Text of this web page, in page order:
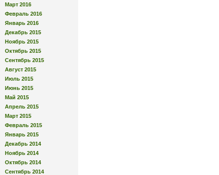
Март 2016
Февраль 2016
Январь 2016
Декабрь 2015
Ноябрь 2015
Октябрь 2015
Сентябрь 2015
Август 2015
Июль 2015
Июнь 2015
Май 2015
Апрель 2015
Март 2015
Февраль 2015
Январь 2015
Декабрь 2014
Ноябрь 2014
Октябрь 2014
Сентябрь 2014